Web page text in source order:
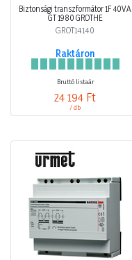
Biztonsági transzformátor 1F 40VA
GT 1980 GROTHE
GROT14140
Raktáron
Bruttó listaár
24 194 Ft
/ db